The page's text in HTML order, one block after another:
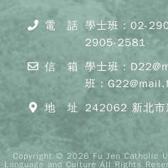
電 話 學士班：02-
2905-2581
信 箱
學士班：
班：
地 址
242062 新北市
Copyright © 2026 Fu Jen Catholic
Language and Culture All Rights